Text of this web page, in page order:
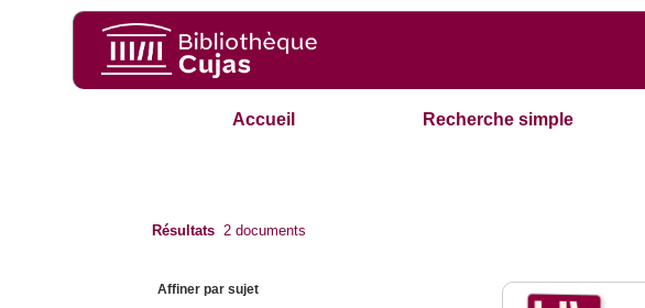
Accueil Recherche simple
Résultats 2 documents
Affiner par sujet